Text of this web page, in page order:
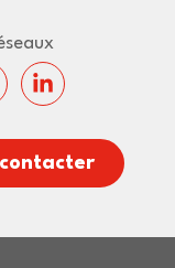
contacter